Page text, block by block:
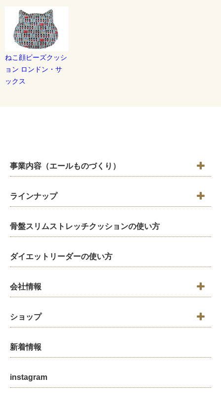
ねこ顔ビーズクッシ
ョン ロンドン・サ
ックス
事業内容（エールものづくり）
ラインナップ
骨盤スリムストレッチクッションの使い方
ダイエットリーダーの使い方
会社情報
ショップ
新着情報
instagram